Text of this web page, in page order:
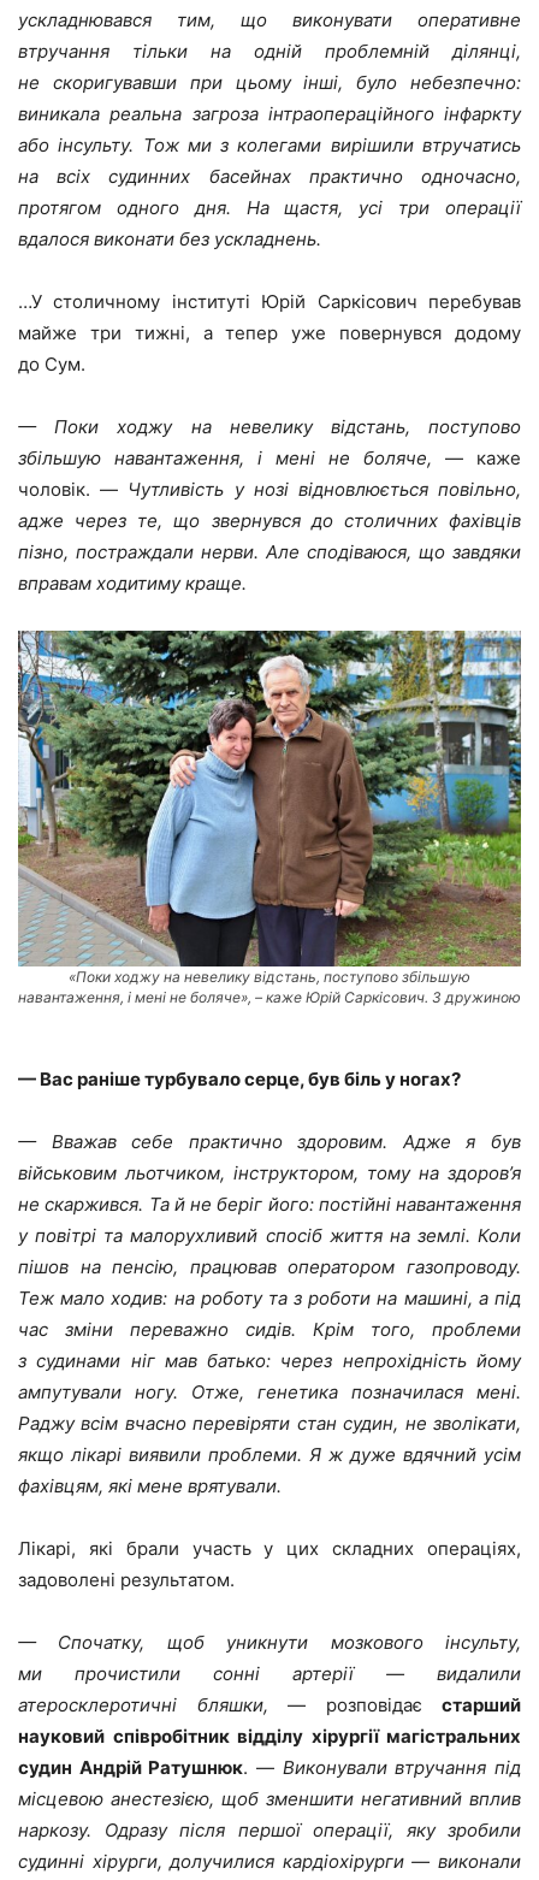
ускладнювався тим, що виконувати оперативне
втручання тільки на одній проблемній ділянці,
не скоригувавши при цьому інші, було небезпечно:
виникала реальна загроза інтраопераційного інфаркту
або інсульту. Тож ми з колегами вирішили втручатись
на всіх судинних басейнах практично одночасно,
протягом одного дня. На щастя, усі три операції
вдалося виконати без ускладнень.
…У столичному інституті Юрій Саркісович перебував
майже три тижні, а тепер уже повернувся додому
до Сум.
— Поки ходжу на невелику відстань, поступово
збільшую навантаження, і мені не боляче, — каже
чоловік. — Чутливість у нозі відновлюється повільно,
адже через те, що звернувся до столичних фахівців
пізно, постраждали нерви. Але сподіваюся, що завдяки
вправам ходитиму краще.
«Поки ходжу на невелику відстань, поступово збільшую
навантаження, і мені не боляче», – каже Юрій Саркісович. З дружиною
— Вас раніше турбувало серце, був біль у ногах?
— Вважав себе практично здоровим. Адже я був
військовим льотчиком, інструктором, тому на здоров’я
не скаржився. Та й не беріг його: постійні навантаження
у повітрі та малорухливий спосіб життя на землі. Коли
пішов на пенсію, працював оператором газопроводу.
Теж мало ходив: на роботу та з роботи на машині, а під
час зміни переважно сидів. Крім того, проблеми
з судинами ніг мав батько: через непрохідність йому
ампутували ногу. Отже, генетика позначилася мені.
Раджу всім вчасно перевіряти стан судин, не зволікати,
якщо лікарі виявили проблеми. Я ж дуже вдячний усім
фахівцям, які мене врятували.
Лікарі, які брали участь у цих складних операціях,
задоволені результатом.
— Спочатку, щоб уникнути мозкового інсульту,
ми прочистили сонні артерії — видалили
атеросклеротичні бляшки, — розповідає старший
науковий співробітник відділу хірургії магістральних
судин Андрій Ратушнюк. — Виконували втручання під
місцевою анестезією, щоб зменшити негативний вплив
наркозу. Одразу після першої операції, яку зробили
судинні хірурги, долучилися кардіохірурги — виконали